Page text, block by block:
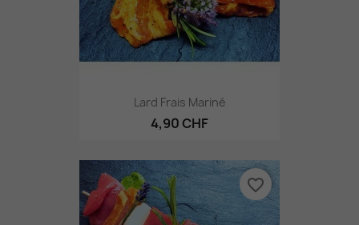
Lard Frais Mariné
4,90 CHF
favorite_border